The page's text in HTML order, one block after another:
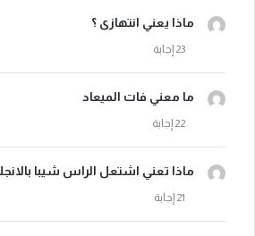
ماذا يعني انتهازى ؟
ما معني فات الميعاد
ماذا تعني اشتعل الراس شيبا